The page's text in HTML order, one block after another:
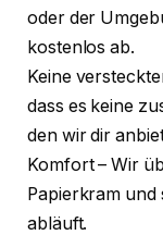
oder der
kostenlos ab.
Keine
dass es keine
den wir dir
Komfort – Wir
Papierkram und
abläuft.